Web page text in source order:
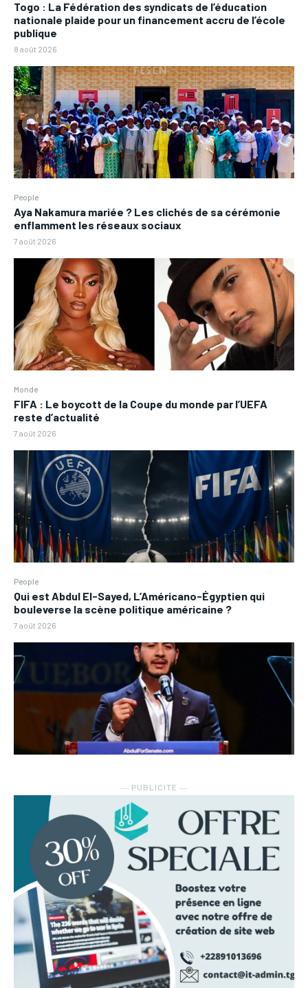
Togo : La Fédération des syndicats de l’éducation
nationale plaide pour un financement accru de l’école
publique
8 août 2026
People
Aya Nakamura mariée ? Les clichés de sa cérémonie
enflamment les réseaux sociaux
7 août 2026
Monde
FIFA : Le boycott de la Coupe du monde par l’UEFA
reste d’actualité
7 août 2026
People
Qui est Abdul El-Sayed, L’Américano-Égyptien qui
bouleverse la scène politique américaine ?
7 août 2026
― PUBLICITE ―